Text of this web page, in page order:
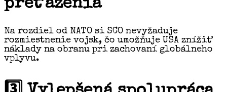
preťaženia
Na rozdiel od NATO si SCO nevyžaduje
rozmiestnenie vojsk, čo umožňuje USA znížiť
náklady na obranu pri zachovaní globálneho
vplyvu.